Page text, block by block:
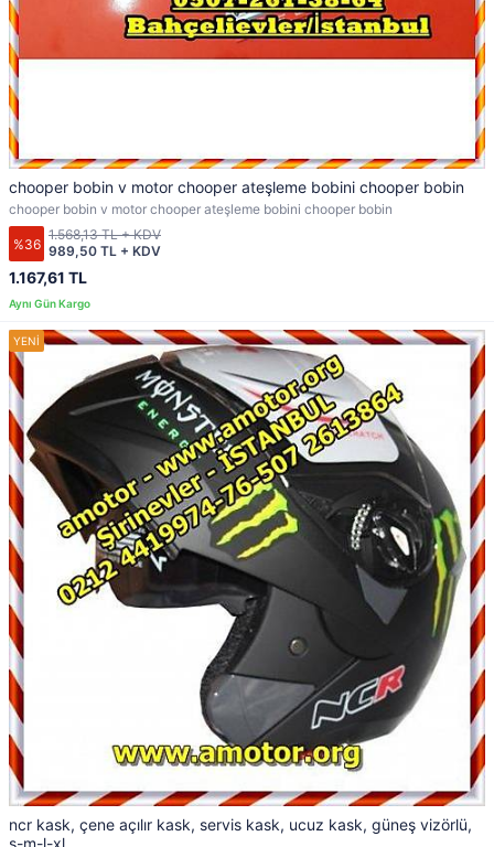
chooper bobin v motor chooper ateşleme bobini chooper bobin
chooper bobin v motor chooper ateşleme bobini chooper bobin
%36
1.167,61 TL
989,50 TL + KDV
1.568,13 TL + KDV
ncr kask, çene açılır kask, servis kask, ucuz kask, güneş vizörlü,
s-m-l-xl